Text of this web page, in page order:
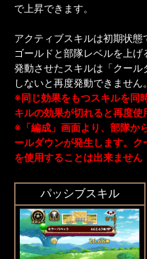
で上昇できます。
アクティブスキルは初期状
ゴールドと部隊レベルを上げ
発動させたスキルは「クー
しないと再度発動できません。
※同じ効果をもつスキルを同
キルの効果が切れると再度使
※「編成」画面より、部隊か
ールダウンが発生します。
を使用することは出来ません
パッシブスキル